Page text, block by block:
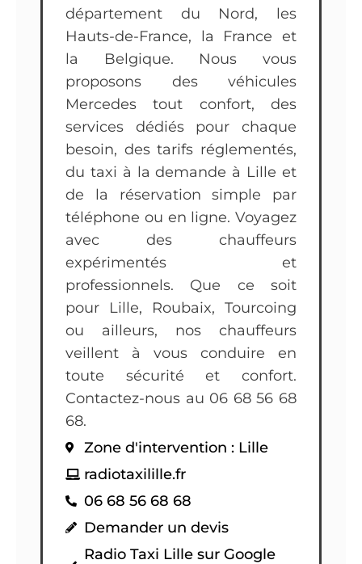
département du Nord, les
Hauts-de-France, la France et
la Belgique. Nous vous
proposons des véhicules
Mercedes tout confort, des
services dédiés pour chaque
besoin, des tarifs réglementés,
du taxi à la demande à Lille et
de la réservation simple par
téléphone ou en ligne. Voyagez
avec des chauffeurs
expérimentés et
professionnels. Que ce soit
pour Lille, Roubaix, Tourcoing
ou ailleurs, nos chauffeurs
veillent à vous conduire en
toute sécurité et confort.
Contactez-nous au 06 68 56 68
68.
Zone d'intervention : Lille
radiotaxilille.fr
06 68 56 68 68
Demander un devis
Radio Taxi Lille sur Google